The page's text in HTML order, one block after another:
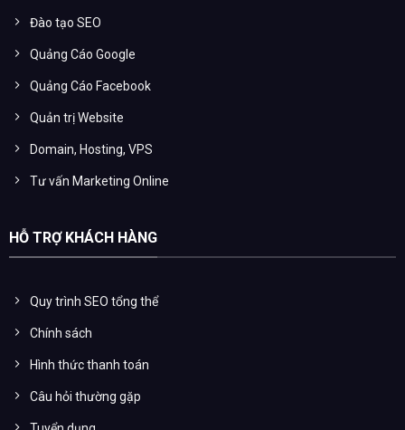
Đào tạo SEO
Quảng Cáo Google
Quảng Cáo Facebook
Quản trị Website
Domain, Hosting, VPS
Tư vấn Marketing Online
HỖ TRỢ KHÁCH HÀNG
Quy trình SEO tổng thể
Chính sách
Hình thức thanh toán
Câu hỏi thường gặp